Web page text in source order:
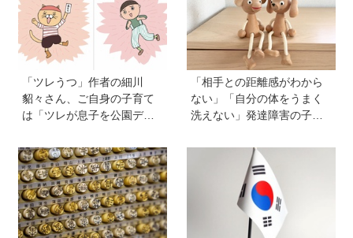
「ツレうつ」作者の細川
貂々さん、ご自身の子育て
は「ツレが息子を公園デビ
いた」ーー初の創作絵本
「タネがひとつぶ」は幼か
った息子さんと共作した思
い出のストーリー
「相手との距離感がわから
ない」「自分の体をうまく
洗えない」発達障害の子ど
と・性教育のポイントは？
【『発達障害の子の性のル
ール』著者に聞いた】